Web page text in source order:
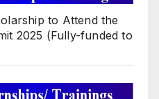
to Attend the
2025 (Fully-funded to